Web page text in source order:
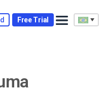
Free Trial